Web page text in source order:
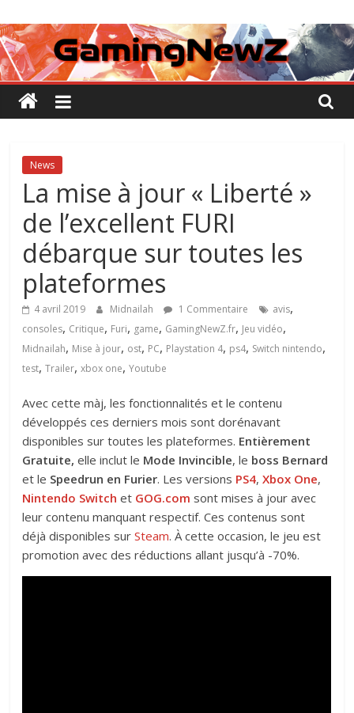
au
contenu
GamingNewZ
Tests
et
Actu
des
vidéo
News
La mise à jour « Liberté »
de l’excellent FURI
débarque sur toutes les
plateformes
4 avril 2019 Midnailah 1 Commentaire avis,
consoles, Critique, Furi, game, GamingNewZ.fr, Jeu vidéo,
Midnailah, Mise à jour, ost, PC, Playstation 4, ps4, Switch nintendo,
test,Trailer,xbox one,Youtube
Avec cette màj, les fonctionnalités et le contenu
développés ces derniers mois sont dorénavant
disponibles sur toutes les plateformes. Entièrement
Gratuite,elle inclut le Mode Invincible, le boss Bernard
et le Speedrun en Furier. Les versions PS4, Xbox One,
Nintendo Switch et GOG.com sont mises à jour avec
leur contenu manquant respectif. Ces contenus sont
déjà disponibles surSteam. À cette occasion, le jeu est
promotion avec des réductions allant jusqu’à -70%.